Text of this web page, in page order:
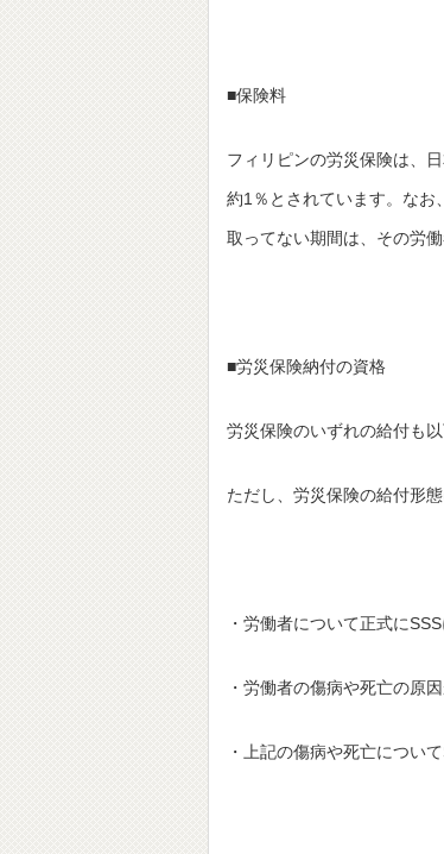
■保険料
フィリピンの労災保険は、
約1％とされています。なお
取ってない期間は、その労
■労災保険納付の資格
労災保険のいずれの給付も
ただし、労災保険の給付形
・労働者について正式に
・労働者の傷病や死亡の原
・上記の傷病や死亡につい